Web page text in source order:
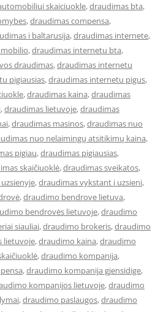
skaiciuokle,draudimas bta,
,draudimas compensa,
i baltarusija,draudimas internete,
,draudimas internetu bta,
draudimas,draudimas internetu
pigiausias,draudimas internetu pigus,
,draudimas kaina,draudimas
,draudimas lietuvoje,draudimas
,draudimas masinos,draudimas nuo
nuo nelaimingų atsitikimų kaina,
pigiau,draudimas pigiausias,
skaičiuoklė,draudimas sveikatos,
,draudimas vykstant i uzsieni,
,draudimo bendrove lietuva,
bendrovės lietuvoje,draudimo
siauliai,draudimo brokeris,draudimo
lietuvoje,draudimo kaina,draudimo
,draudimo kompanija,
,draudimo kompanija gjensidige,
kompanijos lietuvoje,draudimo
,draudimo paslaugos,draudimo